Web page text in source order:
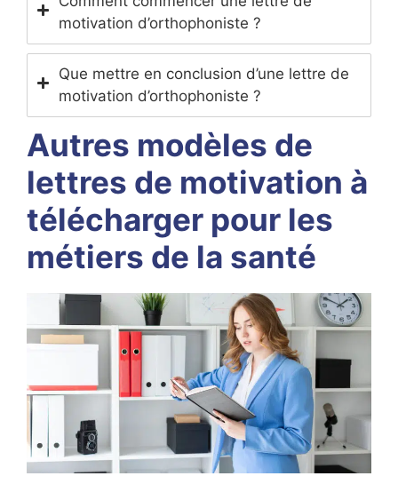
motivation d’orthophoniste ?
Que mettre en conclusion d’une lettre de
motivation d’orthophoniste ?
Autres modèles de
lettres de motivation à
télécharger pour les
métiers de la santé